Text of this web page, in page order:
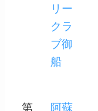
リー
クラ
ブ御
船
第
阿蘇